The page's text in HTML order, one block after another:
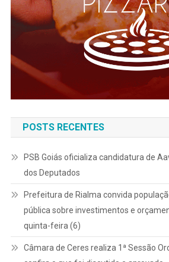
POSTS RECENTES
PSB Goiás oficializa candidatura de
dos Deputados
Prefeitura de Rialma convida
pública sobre investimentos e
quinta-feira (6)
Câmara de Ceres realiza 1ª Sessão